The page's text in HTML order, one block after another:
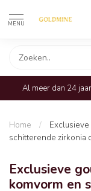
MENU
Al meer dan 24
Home /
schitterende zirkonia
Exclusieve
komvorm en